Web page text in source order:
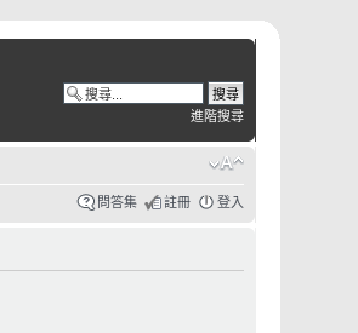
進階搜尋
問答集 註冊 登入